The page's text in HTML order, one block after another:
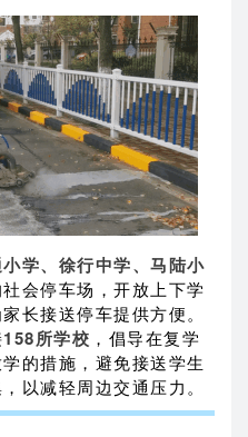
学、徐行中学、马陆小
社会停车场，开放上下学
长接送停车提供方便。
158所学校 ，倡导在复学
的措施，避免接送学生
以减轻周边交通压力。